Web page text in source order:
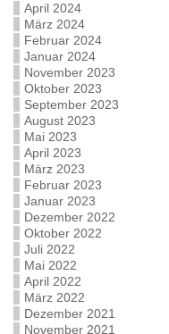
April 2024
März 2024
Februar 2024
Januar 2024
November 2023
Oktober 2023
September 2023
August 2023
Mai 2023
April 2023
März 2023
Februar 2023
Januar 2023
Dezember 2022
Oktober 2022
Juli 2022
Mai 2022
April 2022
März 2022
Dezember 2021
November 2021